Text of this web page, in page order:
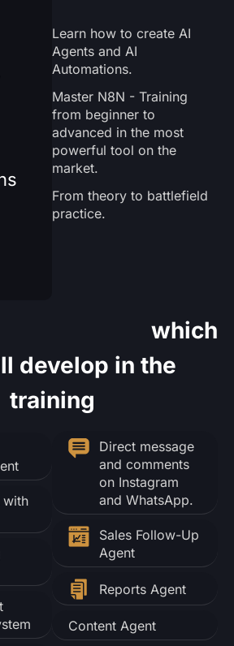
Learn how to create AI
Agents and AI
Automations.
Master N8N - Training
from beginner to
advanced in the most
powerful tool on the
market.
From theory to battlefield
practice.
which
develop in the
training
with
Direct message
and comments
on Instagram
and WhatsApp.
Sales Follow-Up
Agent
Reports Agent
Content Agent